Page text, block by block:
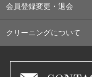
会員登録変更・退会
クリーニングについて